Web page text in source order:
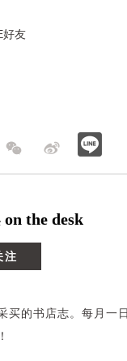
好友
the desk
注
买的书店志。每月一